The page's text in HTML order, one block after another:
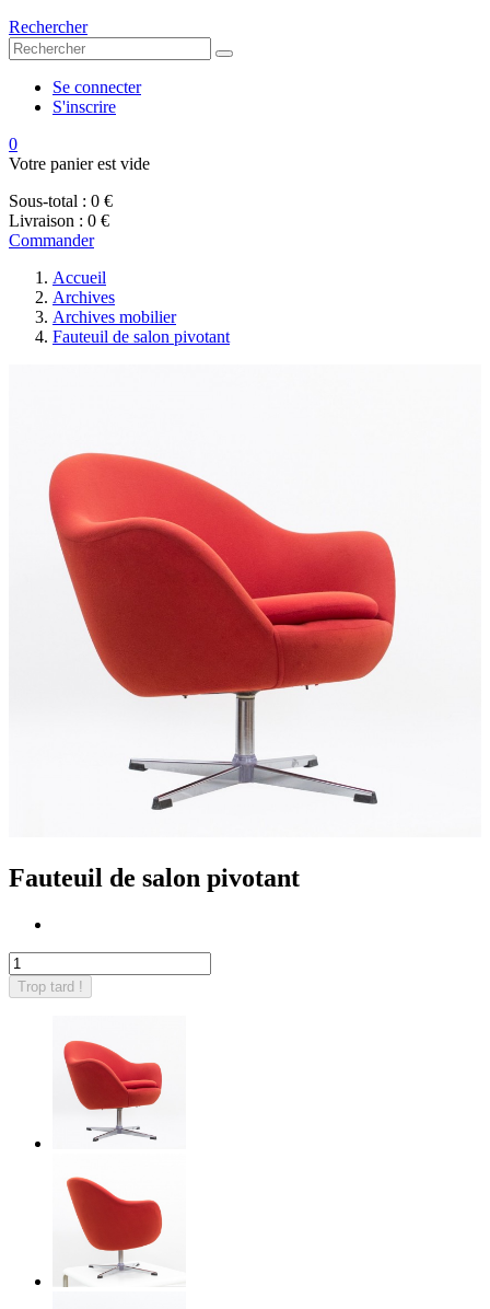
Rechercher
Se connecter
S'inscrire
0
Votre panier est vide
Sous-total : 0 €
Livraison : 0 €
Commander
Accueil
Archives
Archives mobilier
Fauteuil de salon pivotant
Fauteuil de salon pivotant
Trop tard !